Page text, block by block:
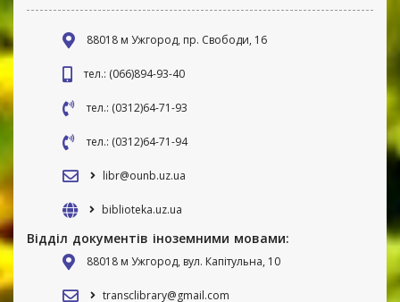
88018 м Ужгород, пр. Свободи, 16
тел.: (066)894-93-40
тел.: (0312)64-71-93
тел.: (0312)64-71-94
libr@ounb.uz.ua
biblioteka.uz.ua
Відділ документів іноземними мовами:
88018 м Ужгород, вул. Капітульна, 10
transclibrary@gmail.com